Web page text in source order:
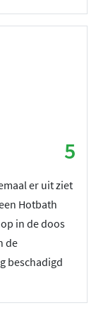
5
er uit ziet
Hotbath
in de doos
de
beschadigd